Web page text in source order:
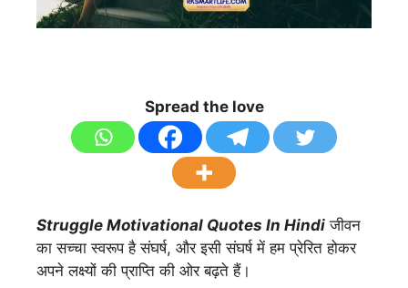
Spread the love
Struggle Motivational Quotes In Hindi जीवन
का सच्चा स्वरूप है संघर्ष, और इसी संघर्ष में हम प्रेरित होकर
अपने लक्ष्यों की प्राप्ति की ओर बढ़ते हैं।